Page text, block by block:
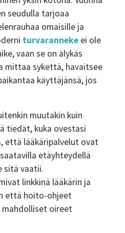
seudulla tarjoaa
omaisille ja
turvaranneke ei ole
vaan se on älykäs
mittaa sykettä, havaitsee
käyttäjänsä, jos
muutakin kuin
tiedät, kuka ovestasi
että lääkäripalvelut ovat
etäyhteydellä
sitä vaatii.
linkkinä lääkärin ja
että hoito-ohjeet
oireet